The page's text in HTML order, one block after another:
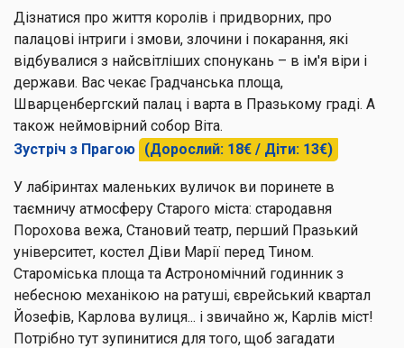
Дізнатися про життя королів і придворних, про
палацові інтриги і змови, злочини і покарання, які
відбувалися з найсвітліших спонукань – в ім'я віри і
держави. Вас чекає Градчанська площа,
Шварценбергский палац і варта в Празькому граді. А
також неймовірний собор Віта.
Зустріч з Прагою (Дорослий: 18€ / Діти: 13€)
У лабіринтах маленьких вуличок ви поринете в
таємничу атмосферу Старого міста: стародавня
Порохова вежа, Становий театр, перший Празький
університет, костел Діви Марії перед Тином.
Староміська площа та Астрономічний годинник з
небесною механікою на ратуші, єврейський квартал
Йозефів, Карлова вулиця... і звичайно ж, Карлів міст!
Потрібно тут зупинитися для того, щоб загадати